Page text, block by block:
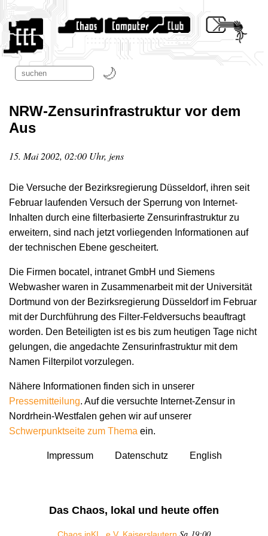
NRW-Zensurinfrastruktur vor dem
Aus
15. Mai 2002, 02:00 Uhr, jens
Die Versuche der Bezirksregierung Düsseldorf, ihren seit
Februar laufenden Versuch der Sperrung von Internet-
Inhalten durch eine filterbasierte Zensurinfrastruktur zu
erweitern, sind nach jetzt vorliegenden Informationen auf
der technischen Ebene gescheitert.
Die Firmen bocatel, intranet GmbH und Siemens
Webwasher waren in Zusammenarbeit mit der Universität
Dortmund von der Bezirksregierung Düsseldorf im Februar
mit der Durchführung des Filter-Feldversuchs beauftragt
worden. Den Beteiligten ist es bis zum heutigen Tage nicht
gelungen, die angedachte Zensurinfrastruktur mit dem
Namen Filterpilot vorzulegen.
Nähere Informationen finden sich in unserer
Pressemitteilung. Auf die versuchte Internet-Zensur in
Nordrhein-Westfalen gehen wir auf unserer
Schwerpunktseite zum Thema ein.
Impressum Datenschutz English
Das Chaos, lokal und heute offen
Chaos inKL. e.V. Kaiserslautern Sa 19:00